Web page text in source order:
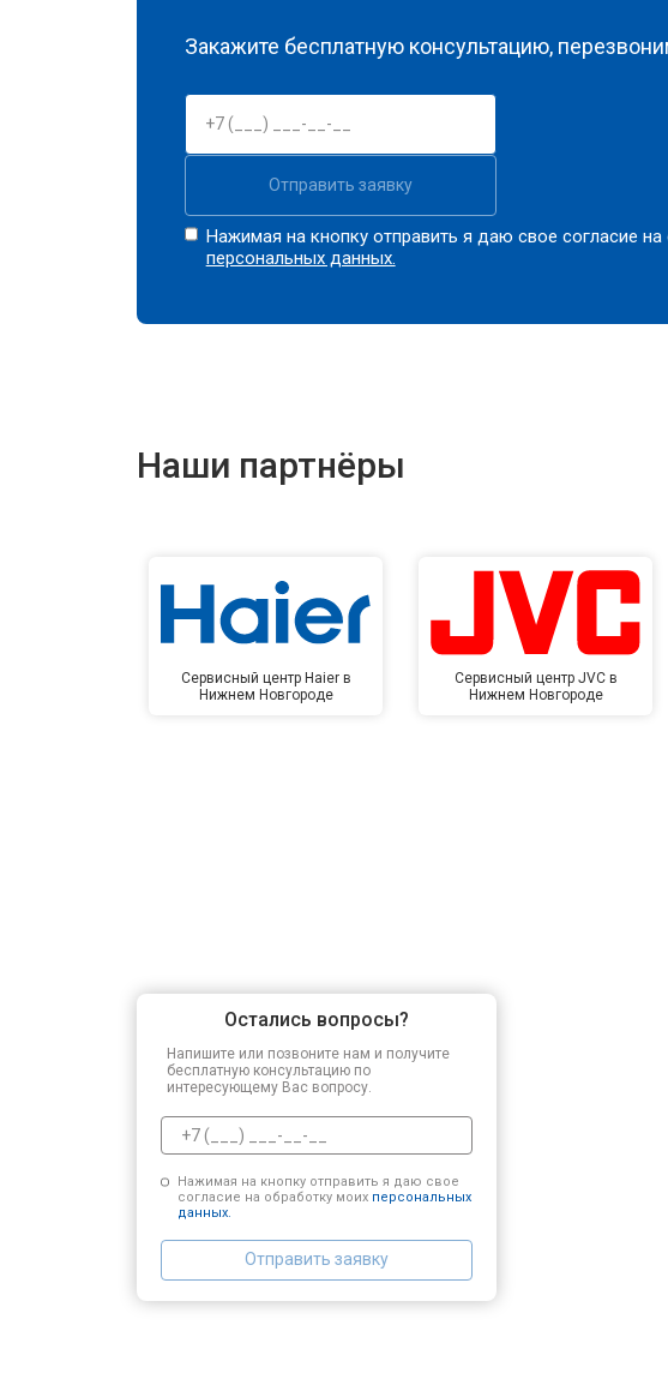
Закажите бесплатную консультацию,
Отправить заявку
Нажимая на кнопку отправить я даю свое согласие
персональных данных.
Наши партнёры
Сервисный центр Haier в
Нижнем Новгороде
Сервисный центр JVC в
Нижнем Новгороде
Остались вопросы?
Напишите или позвоните нам и получите
бесплатную консультацию по
интересующему Вас вопросу.
Нажимая на кнопку отправить я даю свое
согласие на обработку моих персональных
данных.
Отправить заявку